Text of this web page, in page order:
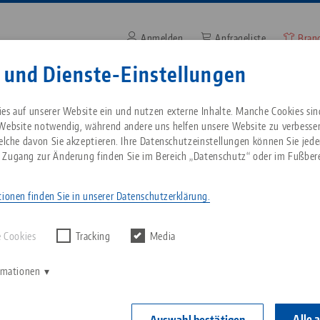
und Dienste-Einstellungen
auf unserer Website ein und nutzen externe Inhalte. Manche Cookies
notwendig, während andere uns helfen unsere Website zu
davon Sie akzeptieren. Ihre Datenschutzeinstellungen können Sie
zur Änderung finden Sie im Bereich „Datenschutz“ oder im
finden Sie in unserer Datenschutzerklärung.
Tracking Media
Alles aus einer Hand
Nullpunktspanntechnik
Breadcrumb
Über LANG
Philosophie
Service
Downloads
FAQ
Aktuelles
Blog
News
Anmelden Anfrageliste
Suchbegriff oder
finden.
Werkstückspanntechnik Ältere Versionen vor 2018
vor 2018